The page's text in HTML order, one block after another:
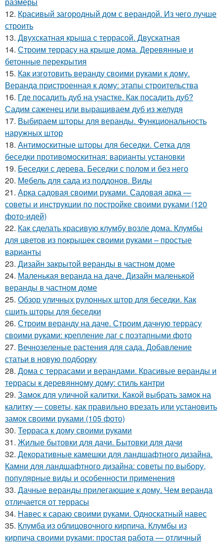
12. Красивый загородный дом с верандой. Из чего лучше
строить
13. Двухскатная крыша с террасой. Двускатная
14. Строим террасу на крыше дома. Деревянные и
бетонные перекрытия
15. Как изготовить веранду своими руками к дому.
Веранда пристроенная к дому: этапы строительства
16. Где посадить дуб на участке. Как посадить дуб?
Садим саженец или выращиваем дуб из желудя
17. Выбираем шторы для веранды. Функциональность
наружных штор
18. Антимоскитные шторы для беседки. Сетка для
беседки противомоскитная: варианты установки
19. Беседки с дерева. Беседки с полом и без него
20. Мебель для сада из поддонов. Виды
21. Арка садовая своими руками. Садовая арка —
советы и инструкции по постройке своими руками (120
фото-идей)
22. Как сделать красивую клумбу возле дома. Клумбы
для цветов из покрышек своими руками – простые
варианты
23. Дизайн закрытой веранды в частном доме
24. Маленькая веранда на даче. Дизайн маленькой
веранды в частном доме
25. Обзор уличных рулонных штор для беседки. Как
сшить шторы для беседки
26. Строим веранду на даче. Строим дачную террасу
своими руками: крепление лаг с поэтапными фото
27. Вечнозеленые растения для сада. Добавление
статьи в новую подборку
28. Дома с террасами и верандами. Красивые веранды и
террасы к деревянному дому: стиль кантри
29. Замок для уличной калитки. Какой выбрать замок на
калитку — советы, как правильно врезать или установить
замок своими руками (105 фото)
30. Терраса к дому своими руками
31. Жилые бытовки для дачи. Бытовки для дачи
32. Декоративные камешки для ландшафтного дизайна.
Камни для ландшафтного дизайна: советы по выбору,
популярные виды и особенности применения
33. Дачные веранды прилегающие к дому. Чем веранда
отличается от террасы
34. Навес к сараю своими руками. Односкатный навес
35. Клумба из облицовочного кирпича. Клумбы из
кирпича своими руками: простая работа — отличный